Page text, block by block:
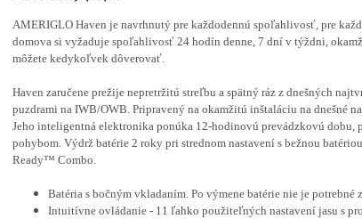
AMERIGLO Haven je navrhnutý pre každodennú spoľahlivosť, pre
domova si vyžaduje spoľahlivosť 24 hodín denne, 7 dní v týždni,
môžete kedykoľvek dôverovať.
Haven zaručene prežije nepretržitú streľbu a spätný ráz z dnešných
puzdrami na IWB/OWB. Pripravený na okamžitú inštaláciu na dnešné
Jeho inteligentná elektronika ponúka 12-hodinovú prevádzkovú
pohybom. Výdrž batérie 2 roky pri strednom nastavení s bežnou
Ready™ Combo.
Batéria s bočným vkladaním. Po výmene batérie nie je
Intuitívne ovládanie - 11 ľahko použiteľných nastavení jasu s